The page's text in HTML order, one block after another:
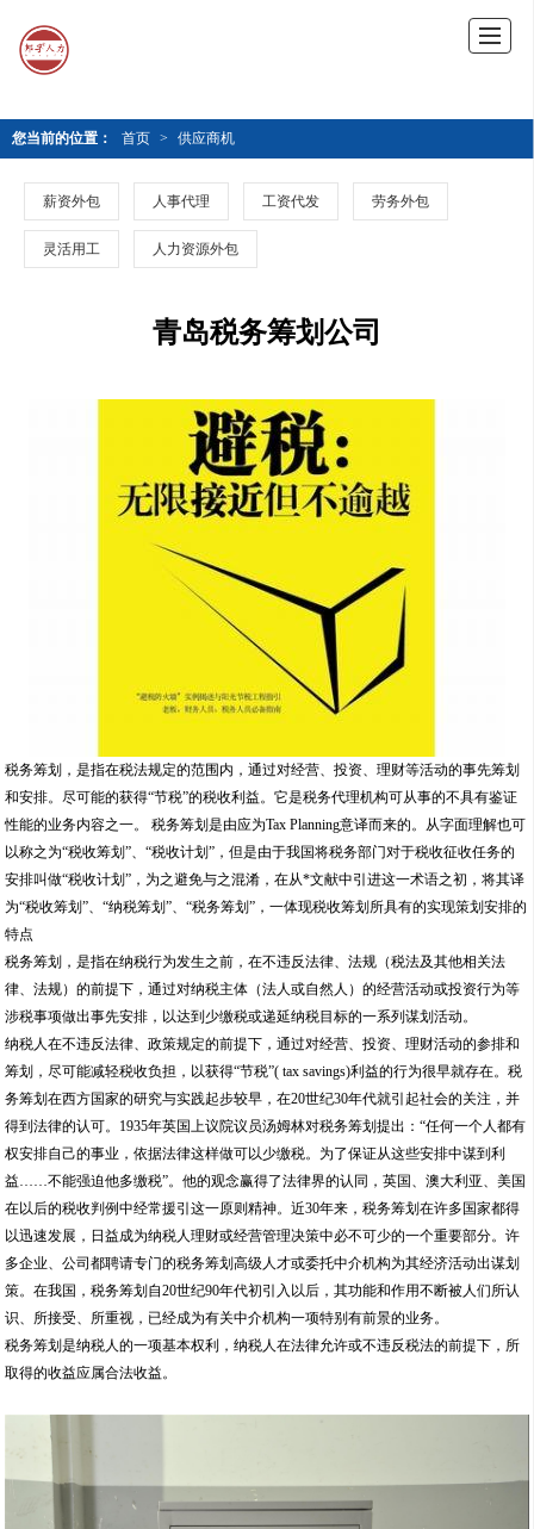
您当前的位置： 首页 > 供应商机
薪资外包 人事代理 工资代发 劳务外包
灵活用工 人力资源外包
青岛税务筹划公司
税务筹划，是指在税法规定的范围内，通过对经营、投资、理财等活动的事先筹划
和安排。尽可能的获得“节税”的税收利益。它是税务代理机构可从事的不具有鉴证
性能的业务内容之一。 税务筹划是由应为Tax Planning意译而来的。从字面理解也可
以称之为“税收筹划”、“税收计划”，但是由于我国将税务部门对于税收征收任务的
安排叫做“税收计划”，为之避免与之混淆，在从*文献中引进这一术语之初，将其译
为“税收筹划”、“纳税筹划”、“税务筹划”，一体现税收筹划所具有的实现策划安排的
特点
税务筹划，是指在纳税行为发生之前，在不违反法律、法规（税法及其他相关法
律、法规）的前提下，通过对纳税主体（法人或自然人）的经营活动或投资行为等
涉税事项做出事先安排，以达到少缴税或递延纳税目标的一系列谋划活动。
纳税人在不违反法律、政策规定的前提下，通过对经营、投资、理财活动的参排和
筹划，尽可能减轻税收负担，以获得“节税”( tax savings)利益的行为很早就存在。税
务筹划在西方国家的研究与实践起步较早，在20世纪30年代就引起社会的关注，并
得到法律的认可。1935年英国上议院议员汤姆林对税务筹划提出：“任何一个人都有
权安排自己的事业，依据法律这样做可以少缴税。为了保证从这些安排中谋到利
益……不能强迫他多缴税”。他的观念赢得了法律界的认同，英国、澳大利亚、美国
在以后的税收判例中经常援引这一原则精神。近30年来，税务筹划在许多国家都得
以迅速发展，日益成为纳税人理财或经营管理决策中必不可少的一个重要部分。许
多企业、公司都聘请专门的税务筹划高级人才或委托中介机构为其经济活动出谋划
策。在我国，税务筹划自20世纪90年代初引入以后，其功能和作用不断被人们所认
识、所接受、所重视，已经成为有关中介机构一项特别有前景的业务。
税务筹划是纳税人的一项基本权利，纳税人在法律允许或不违反税法的前提下，所
取得的收益应属合法收益。